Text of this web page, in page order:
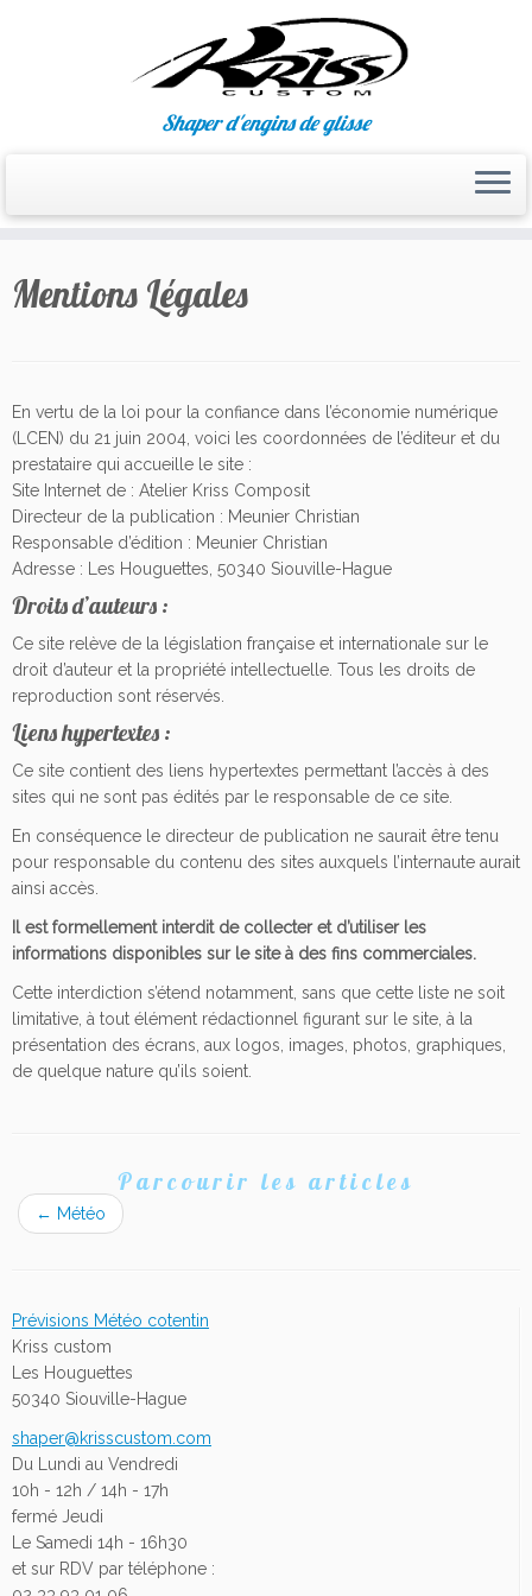
contenu
Shaper d'engins de glisse
Mentions Légales
En vertu de la loi pour la confiance dans l’économie numérique
(LCEN) du 21 juin 2004, voici les coordonnées de l’éditeur et du
prestataire qui accueille le site :
Site Internet de : Atelier Kriss Composit
Directeur de la publication : Meunier Christian
Responsable d’édition : Meunier Christian
Adresse : Les Houguettes, 50340 Siouville-Hague
Droits d’auteurs :
Ce site relève de la législation française et internationale sur le
droit d’auteur et la propriété intellectuelle. Tous les droits de
reproduction sont réservés.
Liens hypertextes :
Ce site contient des liens hypertextes permettant l’accès à des
sites qui ne sont pas édités par le responsable de ce site.
En conséquence le directeur de publication ne saurait être tenu
pour responsable du contenu des sites auxquels l’internaute aurait
ainsi accès.
Il est formellement interdit de collecter et d’utiliser les
informations disponibles sur le site à des fins commerciales.
Cette interdiction s’étend notamment, sans que cette liste ne soit
limitative, à tout élément rédactionnel figurant sur le site, à la
présentation des écrans, aux logos, images, photos, graphiques,
de quelque nature qu’ils soient.
Parcourir les articles
← Météo
Prévisions Météo cotentin
Kriss custom
Les Houguettes
50340 Siouville-Hague
shaper@krisscustom.com
Du Lundi au Vendredi
10h - 12h / 14h - 17h
fermé Jeudi
Le Samedi 14h - 16h30
et sur RDV par téléphone :